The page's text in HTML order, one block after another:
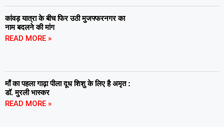
कांवड़ यात्रा के बीच फिर उठी मुजफ्फरनगर का
नाम बदलने की मांग
READ MORE »
माँ का पहला गाढ़ा पीला दूध शिशु के लिए है अमृत :
डॉ. मुरली भास्कर
READ MORE »